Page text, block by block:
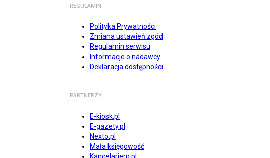
REGULAMIN
Polityka Prywatności
Zmiana ustawień zgód
Regulamin serwisu
Informacje o nadawcy
Deklaracja dostępności
PARTNERZY
E-kiosk.pl
E-gazety.pl
Nexto.pl
Mała księgowość